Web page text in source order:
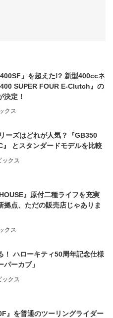
」を超えた!? 新型400ccネ
SUPER FOUR E-Clutch』の
決定！
クス
ーズはどれが人気？『GB350
』 とスタンダードモデルを比較
ックス
』原付二種ライフを充実
拠点、ただの販売店じゃありま
クス
！ ハローキティ50周年記念仕様
パーカブ」
ックス
』を普通のツーリングライダー